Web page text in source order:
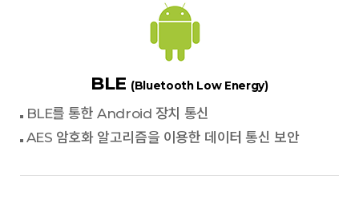
BLE (Bluetooth Low Energy)
BLE를 통한 Android 장치 통신
AES 암호화 알고리즘을 이용한 데이터 통신 보안